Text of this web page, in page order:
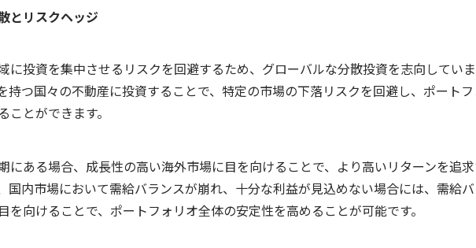
とリスクヘッジ
に投資を集中させるリスクを回避するため、グローバルな分散投資を志向していま
持つ国々の不動産に投資することで、特定の市場の下落リスクを回避し、ポートフ
ことができます。
にある場合、成長性の高い海外市場に目を向けることで、より高いリターンを追
国内市場において需給バランスが崩れ、十分な利益が見込めない場合には、需給
を向けることで、ポートフォリオ全体の安定性を高めることが可能です。